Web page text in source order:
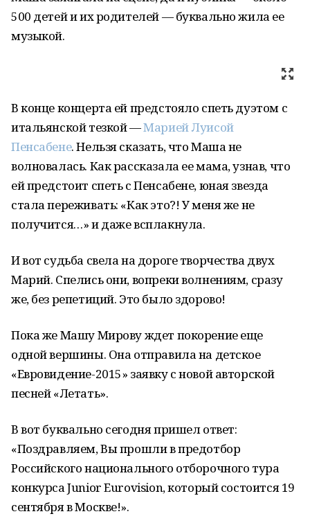
500 детей и их родителей — буквально жила ее
музыкой.
В конце концерта ей предстояло спеть дуэтом с
итальянской тезкой —Марией Луисой
Пенсабене. Нельзя сказать, что Маша не
волновалась. Как рассказала ее мама, узнав, что
ей предстоит спеть с Пенсабене, юная звезда
стала переживать: «Как это?! У меня же не
получится…» и даже всплакнула.
И вот судьба свела на дороге творчества двух
Марий. Спелись они, вопреки волнениям, сразу
же, без репетиций. Это было здорово!
Пока же Машу Мирову ждет покорение еще
одной вершины. Она отправила на детское
«Евровидение-2015» заявку с новой авторской
песней «Летать».
В вот буквально сегодня пришел ответ:
«Поздравляем, Вы прошли в предотбор
Российского национального отборочного тура
конкурса Junior Eurovision, который состоится 19
сентября в Москве!».